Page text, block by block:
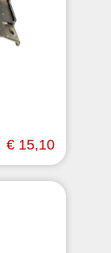
€ 15,10